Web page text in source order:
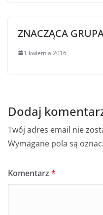
ZNACZĄCA
1 kwietnia 2016
Dodaj
Twój adres email nie
Wymagane pola są
Komentarz *